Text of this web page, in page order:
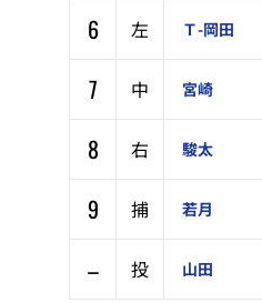
6
左 Ｔ-岡田
7
中 宮崎
8
右 駿太
9
捕 若月
–
投 山田